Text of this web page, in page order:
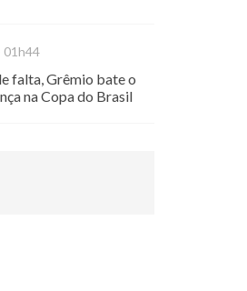
01h44
falta, Grêmio bate o
na Copa do Brasil